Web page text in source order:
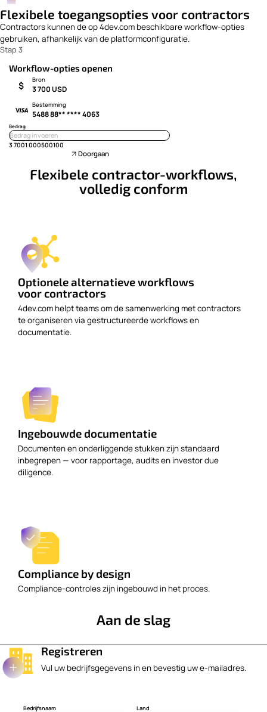
Flexibele toegangsopties voor contractors
Contractors kunnen de op 4dev.com beschikbare workflow-opties
gebruiken, afhankelijk van de platformconfiguratie.
Stap 3
Workflow-opties openen
$ Bron
3 700 USD
Bestemming
5488 88** **** 4063
Bedrag
3 7001 000500100
Doorgaan
Flexibele contractor-workflows,
volledig conform
Optionele alternatieve workflows
voor contractors
4dev.com helpt teams om de samenwerking met contractors
te organiseren via gestructureerde workflows en
documentatie.
Ingebouwde documentatie
Documenten en onderliggende stukken zijn standaard
inbegrepen — voor rapportage, audits en investor due
diligence.
Compliance by design
Compliance-controles zijn ingebouwd in het proces.
Aan de slag
Registreren
Vul uw bedrijfsgegevens in en bevestig uw e-mailadres.
Bedrijfsnaam Land